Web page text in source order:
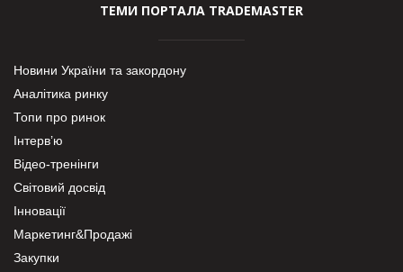
ТЕМИ ПОРТАЛА TRADEMASTER
Новини України та закордону
Аналітика ринку
Топи про ринок
Інтерв’ю
Відео-тренінги
Світовий досвід
Інновації
Маркетинг&Продажі
Закупки